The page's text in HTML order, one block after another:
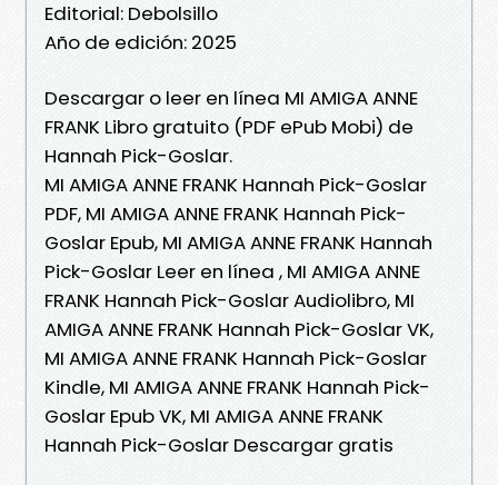
Editorial: Debolsillo
Año de edición: 2025
Descargar o leer en línea MI AMIGA ANNE
FRANK Libro gratuito (PDF ePub Mobi) de
Hannah Pick-Goslar.
MI AMIGA ANNE FRANK Hannah Pick-Goslar
PDF, MI AMIGA ANNE FRANK Hannah Pick-
Goslar Epub, MI AMIGA ANNE FRANK Hannah
Pick-Goslar Leer en línea , MI AMIGA ANNE
FRANK Hannah Pick-Goslar Audiolibro, MI
AMIGA ANNE FRANK Hannah Pick-Goslar VK,
MI AMIGA ANNE FRANK Hannah Pick-Goslar
Kindle, MI AMIGA ANNE FRANK Hannah Pick-
Goslar Epub VK, MI AMIGA ANNE FRANK
Hannah Pick-Goslar Descargar gratis